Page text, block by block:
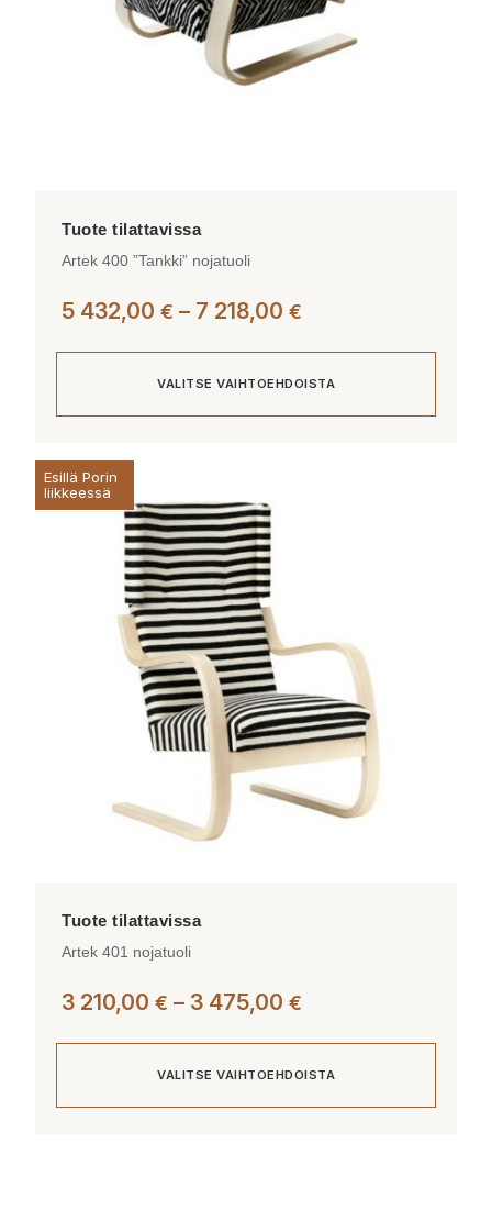
Artek 400 ”Tankki” nojatuoli
5 432,00 € – 7 218,00 €
-
7
VALITSE VAIHTOEHDOISTA
tuotteella
on
muunnelma.
Esillä Porin
liikkeessä
Artek 401 nojatuoli
3 210,00 € – 3 475,00 €
-
3
VALITSE VAIHTOEHDOISTA